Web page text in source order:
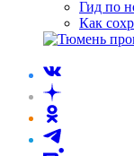
Гид по
Как